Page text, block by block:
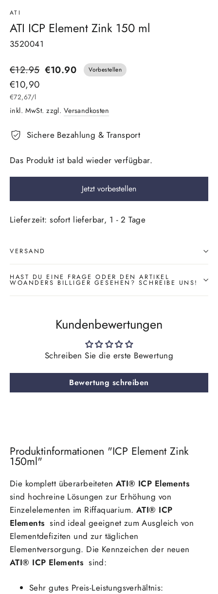
ATI
ATI ICP Element Zink 150 ml
3520041
Normaler
Preis
€12.95 €10.90 Vorbestellen
Sonderpreis
€10,90
€72,67/l
inkl. MwSt. zzgl. Versandkosten
Sichere Bezahlung & Transport
Das Produkt ist bald wieder verfügbar.
Jetzt vorbestellen
Lieferzeit: sofort lieferbar, 1 - 2 Tage
VERSAND
HAST DU EINE FRAGE ODER DEN ARTIKEL
WOANDERS BILLIGER GESEHEN? SCHREIBE UNS!
Kundenbewertungen
Schreiben Sie die erste Bewertung
Bewertung schreiben
Produktinformationen "ICP Element Zink
150ml"
Die komplett überarbeiteten ATI® ICP Elements
sind hochreine Lösungen zur Erhöhung von
Einzelelementen im Riffaquarium.ATI® ICP
Elements sind ideal geeignet zum Ausgleich von
Elementdefiziten und zur täglichen
Elementversorgung. Die Kennzeichen der neuen
ATI® ICP Elements sind:
Sehr gutes Preis-Leistungsverhältnis: